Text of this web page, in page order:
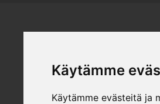
Käytämme
Käytämme evästeitä ja